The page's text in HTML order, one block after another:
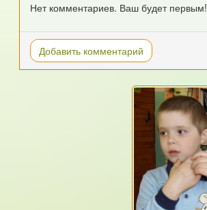
Нет комментариев. Ваш будет первым!
Добавить комментарий